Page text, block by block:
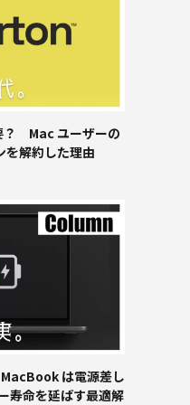
？ Mac ユーザーの
を解約した理由
MacBook は電源差し
寿命を延ばす最適解